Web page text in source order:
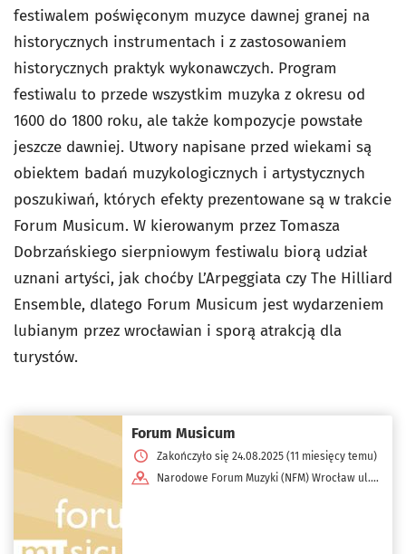
festiwalem poświęconym muzyce dawnej granej na
historycznych instrumentach i z zastosowaniem
historycznych praktyk wykonawczych. Program
festiwalu to przede wszystkim muzyka z okresu od
1600 do 1800 roku, ale także kompozycje powstałe
jeszcze dawniej. Utwory napisane przed wiekami są
obiektem badań muzykologicznych i artystycznych
poszukiwań, których efekty prezentowane są w trakcie
Forum Musicum. W kierowanym przez Tomasza
Dobrzańskiego sierpniowym festiwalu biorą udział
uznani artyści, jak choćby L’Arpeggiata czy The Hilliard
Ensemble, dlatego Forum Musicum jest wydarzeniem
lubianym przez wrocławian i sporą atrakcją dla
turystów.
Forum Musicum
Zakończyło się 24.08.2025 (11 miesięcy temu)
Narodowe Forum Muzyki (NFM) Wrocław ul.